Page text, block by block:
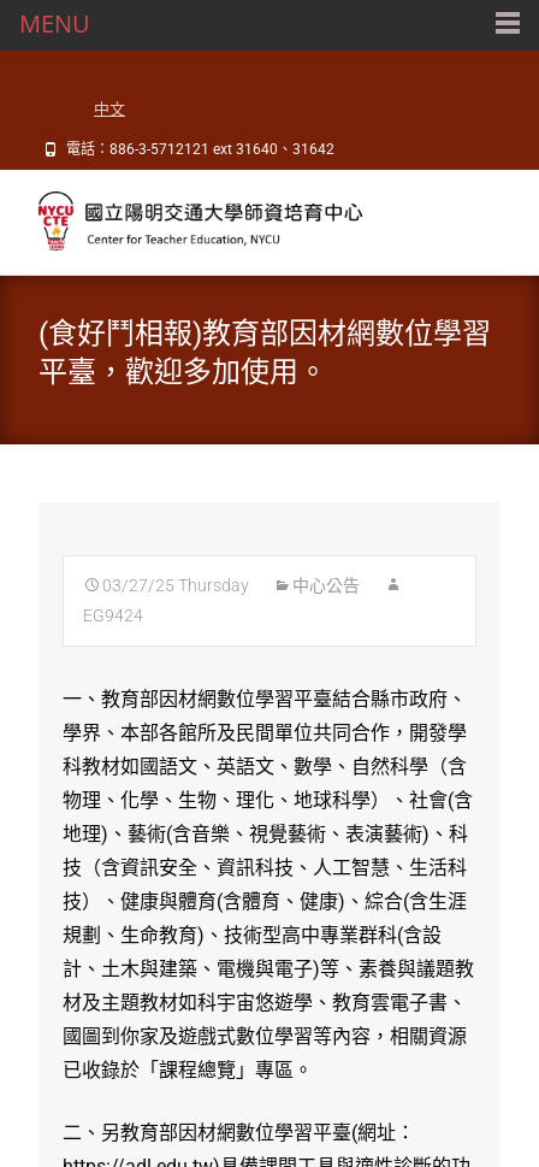
中文
電話：886-3-5712121 ext 31640、31642
(食好鬥相報)教育部因材網數位學習
平臺，歡迎多加使用。
03/27/25 Thursday
中心公告
EG9424
一、教育部因材網數位學習平臺結合縣市政府、
學界、本部各館所及民間單位共同合作，開發學
科教材如國語文、英語文、數學、自然科學（含
物理、化學、生物、理化、地球科學）、社會(含
地理)、藝術(含音樂、視覺藝術、表演藝術)、科
技（含資訊安全、資訊科技、人工智慧、生活科
技）、健康與體育(含體育、健康)、綜合(含生涯
規劃、生命教育)、技術型高中專業群科(含設
計、土木與建築、電機與電子)等、素養與議題教
材及主題教材如科宇宙悠遊學、教育雲電子書、
國圖到你家及遊戲式數位學習等內容，相關資源
已收錄於「課程總覽」專區。
二、另教育部因材網數位學習平臺(網址：
MENU